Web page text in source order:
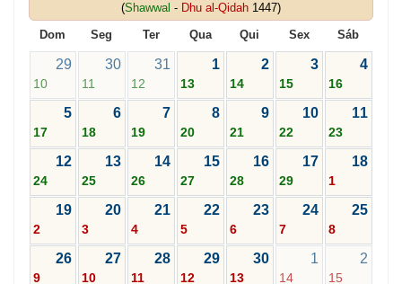
(Shawwal - Dhu al-Qidah 1447)
Dom Seg Ter Qua Qui Sex Sáb
29
10
30
11
31
12
1
13
2
14
3
15
4
16
5
17
6
18
7
19
8
20
9
21
10
22
11
23
12
24
13
25
14
26
15
27
16
28
17
29
18
1
19
2
20
3
21
4
22
5
23
6
24
7
25
8
26
9
27
10
28
11
29
12
30
13
1
14
2
15